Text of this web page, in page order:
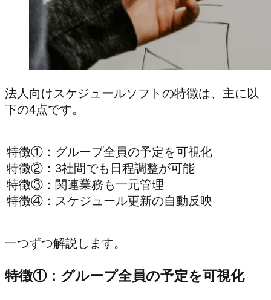
法人向けスケジュールソフトの特徴は、主に以
下の4点です。
特徴①：グループ全員の予定を可視化
特徴②：3社間でも日程調整が可能
特徴③：関連業務も一元管理
特徴④：スケジュール更新の自動反映
一つずつ解説します。
特徴①：グループ全員の予定を可視化